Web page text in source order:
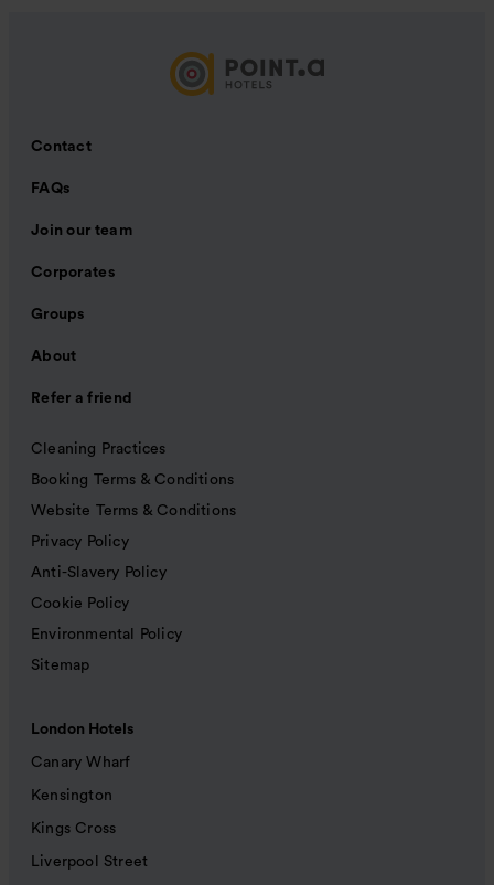
Contact
FAQs
Join our team
Corporates
Groups
About
Refer a friend
Cleaning Practices
Booking Terms & Conditions
Website Terms & Conditions
Privacy Policy
Anti-Slavery Policy
Cookie Policy
Environmental Policy
Sitemap
London Hotels
Canary Wharf
Kensington
Kings Cross
Liverpool Street